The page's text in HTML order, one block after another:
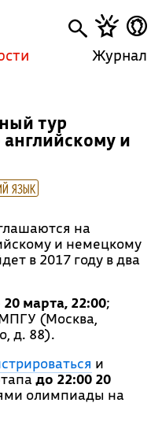
Журнал
тур
и
язык
на
и немецкому
в 2017 году в два
марта, 22:00;
(Москва,
д. 88).
и
до 22:00 20
олимпиады на